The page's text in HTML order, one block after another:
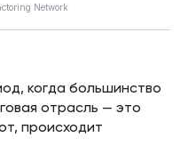
Network
когда большинство
отрасль — это
происходит